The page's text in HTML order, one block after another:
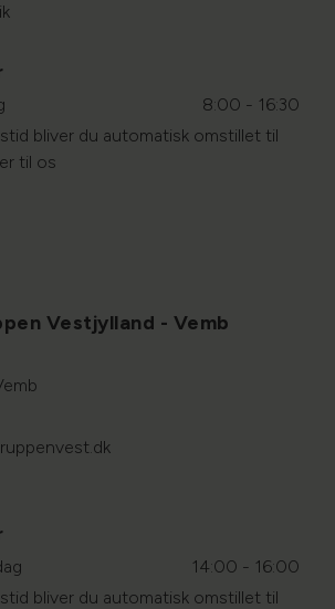
8:00 - 16:30
bliver du automatisk omstillet til
til os
Vestjylland - Vemb
14:00 - 16:00
bliver du automatisk omstillet til